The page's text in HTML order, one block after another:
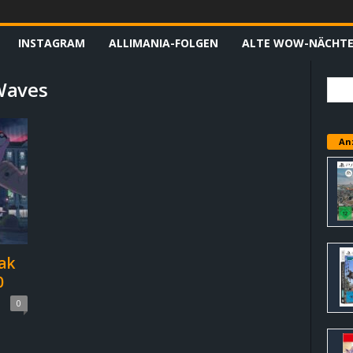
INSTAGRAM ALLIMANIA-FOLGEN ALTE WOW-NÄCHTE
0